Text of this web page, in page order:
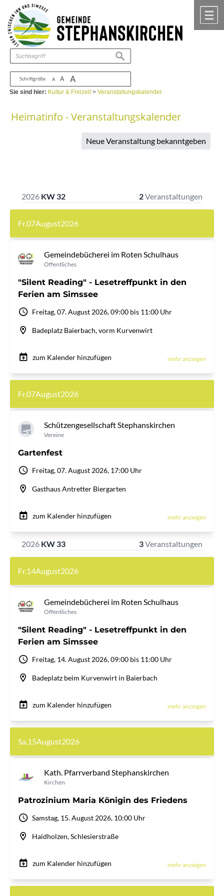
Zum Inhalt ,zur Navigation
Schriftgröße A A A
suchen
Sie sind hier: Kultur & Freizeit>Veranstaltungskalender
Heimatinfo - Veranstaltungskalender